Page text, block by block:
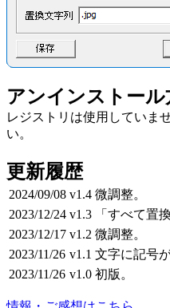
アンインストール
レジストリは使用していま
い。
更新履歴
2024/09/08 v1.4 微調整。
2023/12/24 v1.3
「すべて置
2023/12/17 v1.2 微調整。
2023/11/26 v1.1 文字に記号
2023/11/26 v1.0 初版。